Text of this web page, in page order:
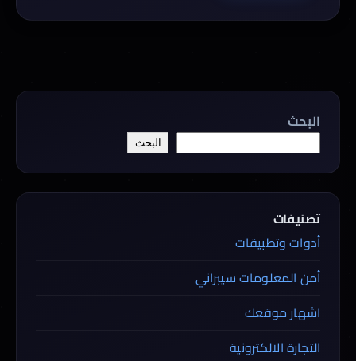
البحث
البحث
تصنيفات
أدوات وتطبيقات
أمن المعلومات سيبراني
اشهار موقعك
التجارة الالكترونية